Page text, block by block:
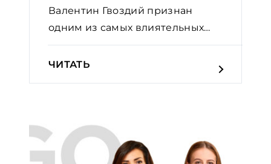
Валентин Гвоздий признан
одним из самых влиятельных
юр...
ЧИТАТЬ